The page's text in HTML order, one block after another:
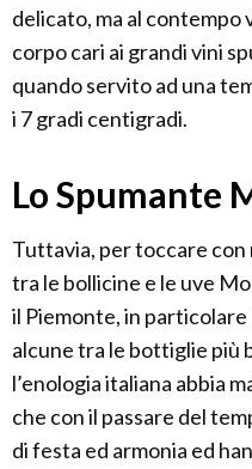
delicato, ma al contempo
corpo cari ai grandi vini
quando servito ad una
i 7 gradi centigradi.
Lo Spumante
Tuttavia, per toccare con
tra le bollicine e le uve
il Piemonte, in particolare
alcune tra le bottiglie più
l’enologia italiana abbia
che con il passare del
di festa ed armonia ed